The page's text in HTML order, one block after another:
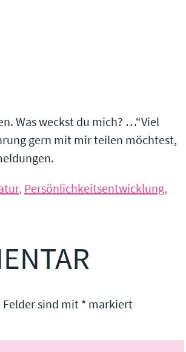
Was weckst du mich? …“Viel
gern mit mir teilen möchtest,
, Persönlichkeitsentwicklung,
sind mit* markiert